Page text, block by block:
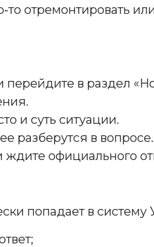
отремонтировать
в раздел
и суть ситуации.
разберутся в вопросе.
ждите официального
попадает в